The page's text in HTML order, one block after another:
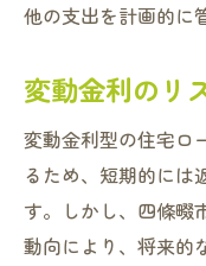
他の支出を計画的に
変動金利のリ
変動金利型の住宅ロ
るため、短期的には
す。しかし、四條畷
動向により、将来的